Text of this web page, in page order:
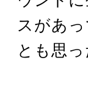
スがあ
とも思っ